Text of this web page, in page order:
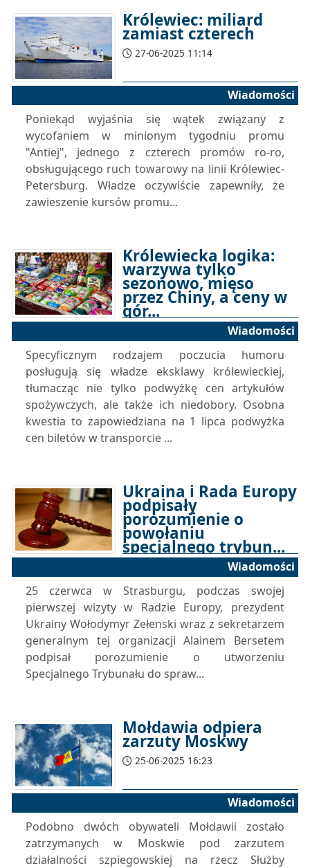
Królewiec: miliard
zamiast czterech
27-06-2025 11:14
Wiadomości
Poniekąd wyjaśnia się wątek związany z
wycofaniem w minionym tygodniu promu
"Antiej", jednego z czterech promów ro-ro,
obsługującego ruch towarowy na linii Królewiec-
Petersburg. Władze oczywiście zapewniły, że
zawieszenie kursów promu...
Królewiecka logika:
warzywa tylko
sezonowo, mięso
przez Chiny, a ceny w
gór...
Wiadomości
Specyficznym rodzajem poczucia humoru
posługują się władze eksklawy królewieckiej,
tłumacząc nie tylko podwyżkę cen artykułów
spożywczych, ale także ich niedobory. Osobna
kwestia to zapowiedziana na 1 lipca podwyżka
cen biletów w transporcie ...
Ukraina i Rada Europy
podpisały
porozumienie o
powołaniu
specjalnego trybun...
Wiadomości
25 czerwca w Strasburgu, podczas swojej
pierwszej wizyty w Radzie Europy, prezydent
Ukrainy Wołodymyr Zełenski wraz z sekretarzem
generalnym tej organizacji Alainem Bersetem
podpisał porozumienie o utworzeniu
Specjalnego Trybunału do spraw...
Mołdawia odpiera
zarzuty Moskwy
25-06-2025 16:23
Wiadomości
Podobno dwóch obywateli Mołdawii zostało
zatrzymanych w Moskwie pod zarzutem
działalności szpiegowskiej na rzecz Służby